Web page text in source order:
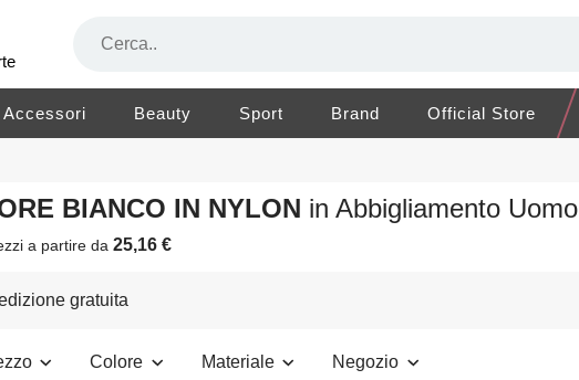
Accessori Beauty Sport Brand Official Store
BIANCO IN NYLON in Abbigliamento Uomo
a partire da25,16 €
gratuita
Colore Materiale Negozio